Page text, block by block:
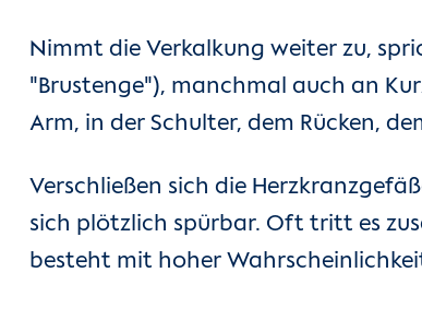
Nimmt die Verkalkung weiter zu,
"Brustenge"), manchmal auch an
Arm, in der Schulter, dem Rücken,
Verschließen sich die
sich plötzlich spürbar. Oft tritt es
besteht mit hoher